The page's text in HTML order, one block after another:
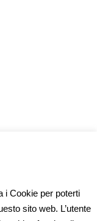
i Cookie per poterti
sito web. L’utente